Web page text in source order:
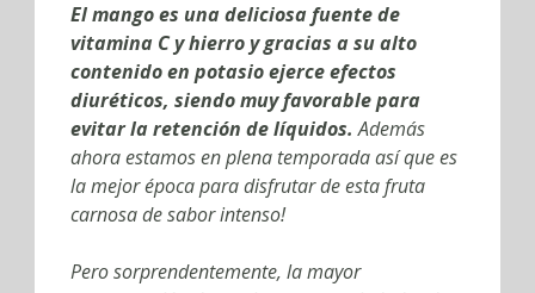
El mango es una deliciosa fuente de
vitamina C y hierro y gracias a su alto
contenido en potasio ejerce efectos
diuréticos, siendo muy favorable para
evitar la retención de líquidos. Además
ahora estamos en plena temporada así que es
la mejor época para disfrutar de esta fruta
carnosa de sabor intenso!
Pero sorprendentemente, la mayor